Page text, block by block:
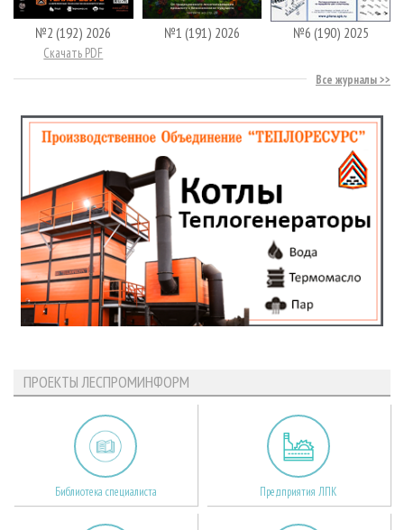
№2 (192) 2026
Скачать PDF
№1 (191) 2026 №6 (190) 2025
Все журналы
ПРОЕКТЫ ЛЕСПРОМИНФОРМ
Библиотека специалиста Предприятия ЛПК